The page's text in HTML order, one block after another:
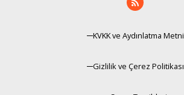
KVKK ve Aydınlatma Metni
Gizlilik ve Çerez Politikası